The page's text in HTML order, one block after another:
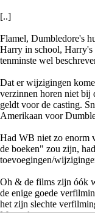
[..]
Flamel, Dumbledore's
Harry in school, Harry's
tenminste wel
Dat er wijzigingen
verzinnen horen niet bij
geldt voor de casting.
Amerikaan voor
Had WB niet zo enorm
de boeken" zou zijn,
toevoegingen/
Oh & de films zijn óók
de enige goede
het zijn slechte
Marauders.